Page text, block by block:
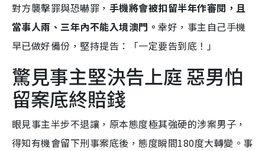
對方襲擊罪與恐嚇罪， 手機將會被扣留半年作審閱，且
當事人兩、三年內不能入境澳門。幸好，事主自己手機
早已做好備份，堅持提告：「一定要告到底！」
驚見事主堅決告上庭 惡男怕
留案底終賠錢
眼見事主半步不退讓，原本態度極其強硬的涉案男子，
得知有機會留下刑事案底後，態度瞬間180度大轉變。事